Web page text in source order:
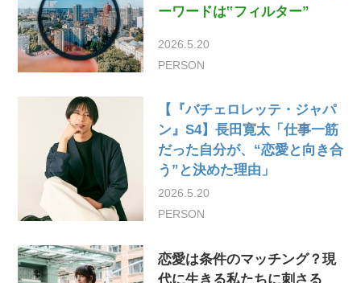
ーワードは‟フィルター”
2026.5.20
PERSON
【『バチェロレッテ・ジャパ
ン』S4】長田寛太「仕事一筋
だった自分が、“恋愛と向き合
う”と決めた理由」
2026.5.20
PERSON
恋愛は条件のマッチング？現
代に生きる私たちに刺さる